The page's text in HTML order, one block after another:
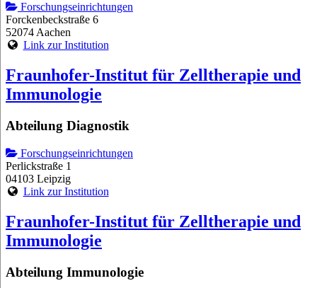
Forschungseinrichtungen
Forckenbeckstraße 6
52074 Aachen
Link zur Institution
Fraunhofer-Institut für Zelltherapie und
Immunologie
Abteilung Diagnostik
Forschungseinrichtungen
Perlickstraße 1
04103 Leipzig
Link zur Institution
Fraunhofer-Institut für Zelltherapie und
Immunologie
Abteilung Immunologie